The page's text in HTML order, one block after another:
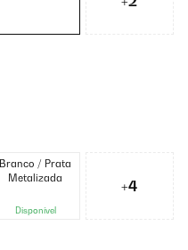
Branco / Prata
Metalizada
Disponível
+4